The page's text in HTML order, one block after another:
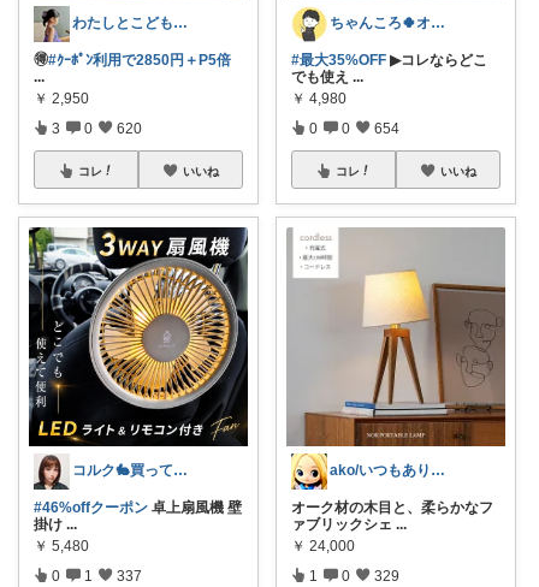
わたしとこどもの好きメモ 🧺
🉐#ｸｰﾎﾟﾝ利用で2850円＋P5倍
...
￥ 2,950
3 0 620
コレ いいね
コルク🐇買ってよかった！オリジナル写真
#46%offクーポン 卓上扇風機 壁
掛け ...
￥ 5,480
0 1 337
ちゃんころ🍀オリ写/インテリア/キッズ
#最大35%OFF ▶コレならどこ
でも使え ...
￥ 4,980
0 0 654
コレ いいね
ako/いつもありがとう🌈5日感謝
オーク材の木目と、柔らかなフ
ァブリックシェ ...
￥ 24,000
1 0 329